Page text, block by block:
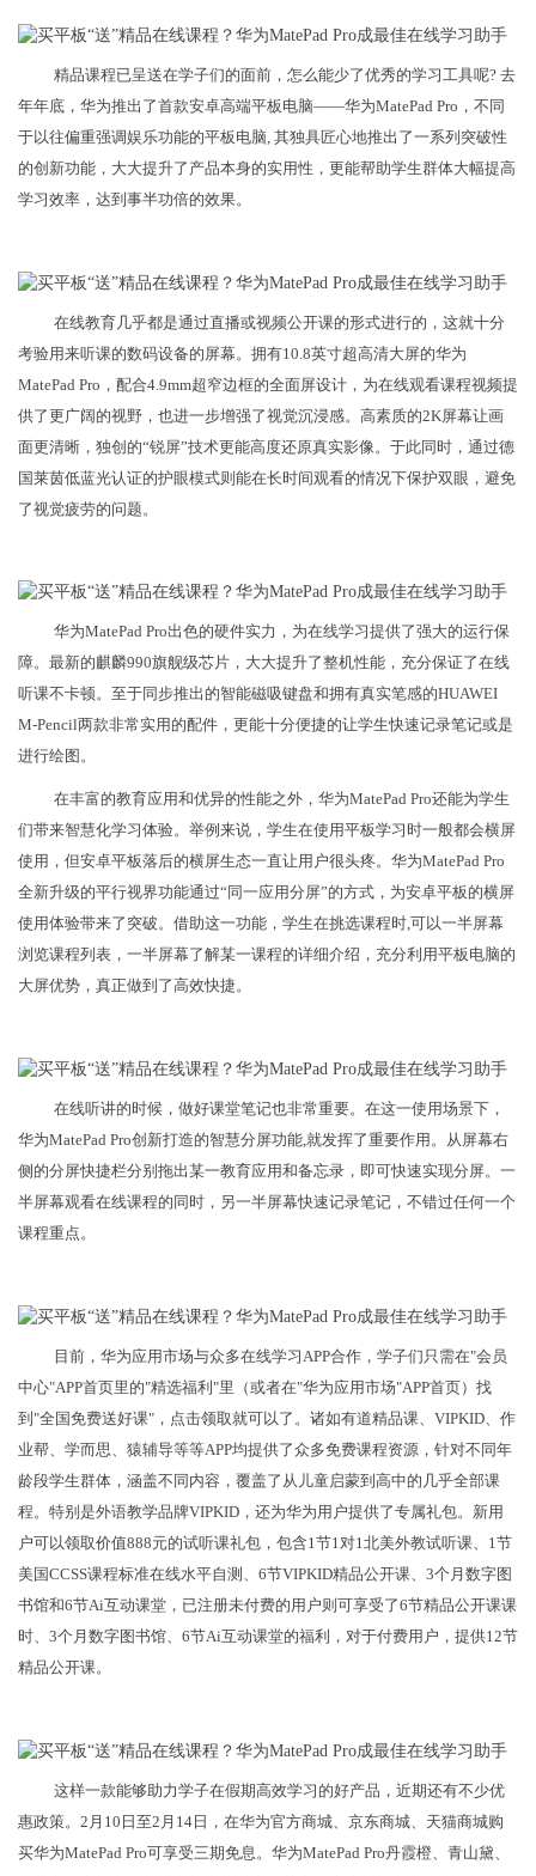
精品课程已呈送在学子们的面前，怎么能少了优秀的学习工具呢? 去
年年底，华为推出了首款安卓高端平板电脑——华为MatePad Pro，不同
于以往偏重强调娱乐功能的平板电脑, 其独具匠心地推出了一系列突破性
的创新功能，大大提升了产品本身的实用性，更能帮助学生群体大幅提高
学习效率，达到事半功倍的效果。
在线教育几乎都是通过直播或视频公开课的形式进行的，这就十分
考验用来听课的数码设备的屏幕。拥有10.8英寸超高清大屏的华为
MatePad Pro，配合4.9mm超窄边框的全面屏设计，为在线观看课程视频提
供了更广阔的视野，也进一步增强了视觉沉浸感。高素质的2K屏幕让画
面更清晰，独创的“锐屏”技术更能高度还原真实影像。于此同时，通过德
国莱茵低蓝光认证的护眼模式则能在长时间观看的情况下保护双眼，避免
了视觉疲劳的问题。
华为MatePad Pro出色的硬件实力，为在线学习提供了强大的运行保
障。最新的麒麟990旗舰级芯片，大大提升了整机性能，充分保证了在线
听课不卡顿。至于同步推出的智能磁吸键盘和拥有真实笔感的HUAWEI
M-Pencil两款非常实用的配件，更能十分便捷的让学生快速记录笔记或是
进行绘图。
在丰富的教育应用和优异的性能之外，华为MatePad Pro还能为学生
们带来智慧化学习体验。举例来说，学生在使用平板学习时一般都会横屏
使用，但安卓平板落后的横屏生态一直让用户很头疼。华为MatePad Pro
全新升级的平行视界功能通过“同一应用分屏”的方式，为安卓平板的横屏
使用体验带来了突破。借助这一功能，学生在挑选课程时,可以一半屏幕
浏览课程列表，一半屏幕了解某一课程的详细介绍，充分利用平板电脑的
大屏优势，真正做到了高效快捷。
在线听讲的时候，做好课堂笔记也非常重要。在这一使用场景下，
华为MatePad Pro创新打造的智慧分屏功能,就发挥了重要作用。从屏幕右
侧的分屏快捷栏分别拖出某一教育应用和备忘录，即可快速实现分屏。一
半屏幕观看在线课程的同时，另一半屏幕快速记录笔记，不错过任何一个
课程重点。
目前，华为应用市场与众多在线学习APP合作，学子们只需在"会员
中心"APP首页里的"精选福利"里（或者在"华为应用市场"APP首页）找
到"全国免费送好课"，点击领取就可以了。诸如有道精品课、VIPKID、作
业帮、学而思、猿辅导等等APP均提供了众多免费课程资源，针对不同年
龄段学生群体，涵盖不同内容，覆盖了从儿童启蒙到高中的几乎全部课
程。特别是外语教学品牌VIPKID，还为华为用户提供了专属礼包。新用
户可以领取价值888元的试听课礼包，包含1节1对1北美外教试听课、1节
美国CCSS课程标准在线水平自测、6节VIPKID精品公开课、3个月数字图
书馆和6节Ai互动课堂，已注册未付费的用户则可享受了6节精品公开课课
时、3个月数字图书馆、6节Ai互动课堂的福利，对于付费用户，提供12节
精品公开课。
这样一款能够助力学子在假期高效学习的好产品，近期还有不少优
惠政策。2月10日至2月14日，在华为官方商城、京东商城、天猫商城购
买华为MatePad Pro可享受三期免息。华为MatePad Pro丹霞橙、青山黛、